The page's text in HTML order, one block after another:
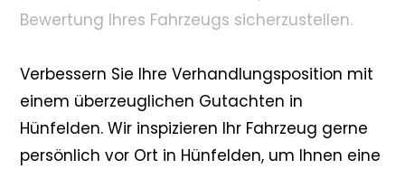
Bewertung Ihres Fahrzeugs sicherzustellen.
Verbessern Sie Ihre Verhandlungsposition mit
einem überzeuglichen Gutachten in
Hünfelden. Wir inspizieren Ihr Fahrzeug gerne
persönlich vor Ort in Hünfelden, um Ihnen eine